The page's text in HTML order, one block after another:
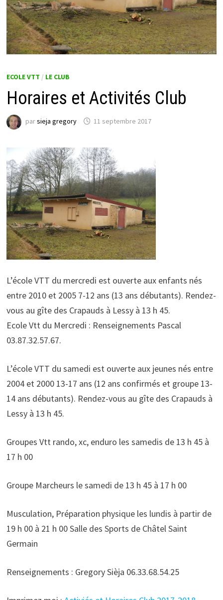
ECOLE VTT / LE CLUB
Horaires et Activités Club
parsieja gregory 11 septembre 2017
L’école VTT du mercredi est ouverte aux enfants nés
entre 2010 et 2005 7-12 ans (13 ans débutants). Rendez-
vous au gîte des Crapauds à Lessy à 13 h 45.
Ecole Vtt du Mercredi : Renseignements Pascal
03.87.32.57.67.
L’école VTT du samedi est ouverte aux jeunes nés entre
2004 et 2000 13-17 ans (12 ans confirmés et groupe 13-
14 ans débutants). Rendez-vous au gîte des Crapauds à
Lessy à 13 h 45.
Groupes Vtt rando, xc, enduro les samedis de 13 h 45 à
17 h 00
Groupe Marcheurs le samedi de 13 h 45 à 17 h 00
Musculation, Préparation physique les lundis à partir de
19 h 00 à 21 h 00 Salle des Sports de Châtel Saint
Germain
Renseignements : Gregory Sièja 06.33.68.54.25